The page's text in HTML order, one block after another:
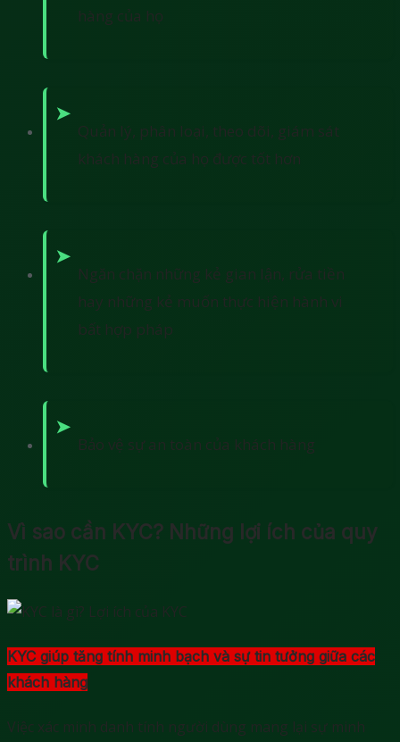
hàng của họ
Quản lý, phân loại, theo dõi, giám sát
khách hàng của họ được tốt hơn
Ngăn chặn những kẻ gian lận, rửa tiền
hay những kẻ muốn thực hiện hành vi
bất hợp pháp
Bảo vệ sự an toàn của khách hàng
Vì sao cần KYC? Những lợi ích của quy
trình KYC
KYC giúp tăng tính minh bạch và sự tin tưởng giữa các
khách hàng
Việc xác minh danh tính người dùng mang lại sự minh